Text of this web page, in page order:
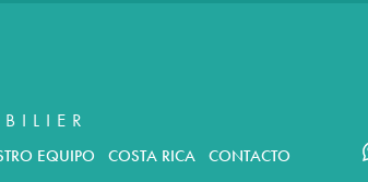
EQUIPO COSTA RICA CONTACTO